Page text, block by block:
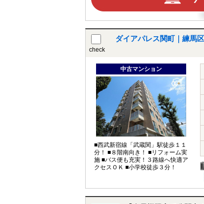
check
ダイアパレス関町｜練馬
中古マンション
■西武新宿線「武蔵関」駅徒歩１１
分！ ■８階南向き！ ■リフォーム実
施 ■バス便も充実！３路線へ快適ア
クセスＯＫ ■小学校徒歩３分！